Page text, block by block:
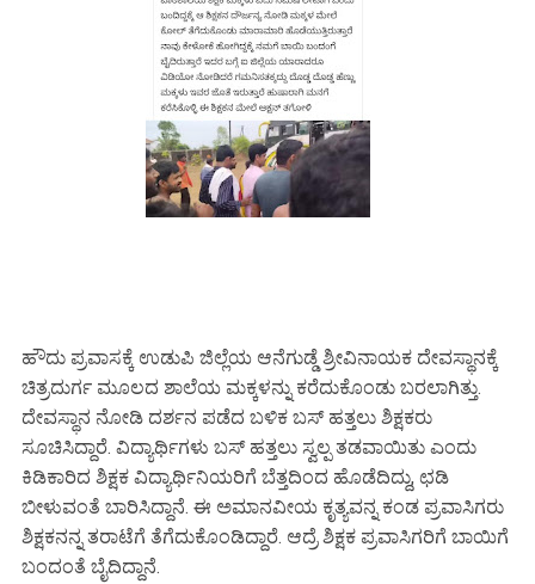
ಹೌದು ಪ್ರವಾಸಕ್ಕೆ ಉಡುಪಿ ಜಿಲ್ಲೆಯ ಆನೆಗುಡ್ಡೆ ಶ್ರೀವಿನಾಯಕ ದೇವಸ್ಥಾನಕ್ಕೆ
ಚಿತ್ರದುರ್ಗ ಮೂಲದ ಶಾಲೆಯ ಮಕ್ಕಳನ್ನು ಕರೆದುಕೊಂಡು ಬರಲಾಗಿತ್ತು.
ದೇವಸ್ಥಾನ ನೋಡಿ ದರ್ಶನ ಪಡೆದ ಬಳಿಕ ಬಸ್ ಹತ್ತಲು ಶಿಕ್ಷಕರು
ಸೂಚಿಸಿದ್ದಾರೆ. ವಿದ್ಯಾರ್ಥಿಗಳು ಬಸ್ ಹತ್ತಲು ಸ್ವಲ್ಪ ತಡವಾಯಿತು ಎಂದು
ಕಿಡಿಕಾರಿದ ಶಿಕ್ಷಕ ವಿದ್ಯಾರ್ಥಿನಿಯರಿಗೆ ಬೆತ್ತದಿಂದ ಹೊಡೆದಿದ್ದು, ಛಡಿ
ಬೀಳುವಂತೆ ಬಾರಿಸಿದ್ದಾನೆ. ಈ ಅಮಾನವೀಯ ಕೃತ್ಯವನ್ನ ಕಂಡ ಪ್ರವಾಸಿಗರು
ಶಿಕ್ಷಕನನ್ನ ತರಾಟೆಗೆ ತೆಗೆದುಕೊಂಡಿದ್ದಾರೆ. ಆದ್ರೆ ಶಿಕ್ಷಕ ಪ್ರವಾಸಿಗರಿಗೆ ಬಾಯಿಗೆ
ಬಂದಂತೆ ಬೈದಿದ್ದಾನೆ.